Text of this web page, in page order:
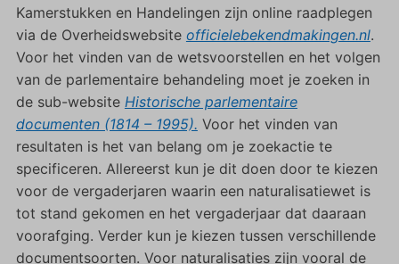
Kamerstukken en Handelingen zijn online raadplegen
via de Overheidswebsite officielebekendmakingen.nl.
Voor het vinden van de wetsvoorstellen en het volgen
van de parlementaire behandeling moet je zoeken in
de sub-website Historische parlementaire
documenten (1814 – 1995). Voor het vinden van
resultaten is het van belang om je zoekactie te
specificeren. Allereerst kun je dit doen door te kiezen
voor de vergaderjaren waarin een naturalisatiewet is
tot stand gekomen en het vergaderjaar dat daaraan
voorafging. Verder kun je kiezen tussen verschillende
documentsoorten. Voor naturalisaties zijn vooral de